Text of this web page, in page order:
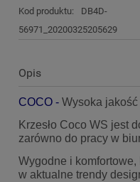
Kod produktu:
DB4D-
56971_20200325205629
Opis
COCO - Wysoka
Krzesło Coco WS jest
zarówno do pracy w
Wygodne i
w aktualne trendy